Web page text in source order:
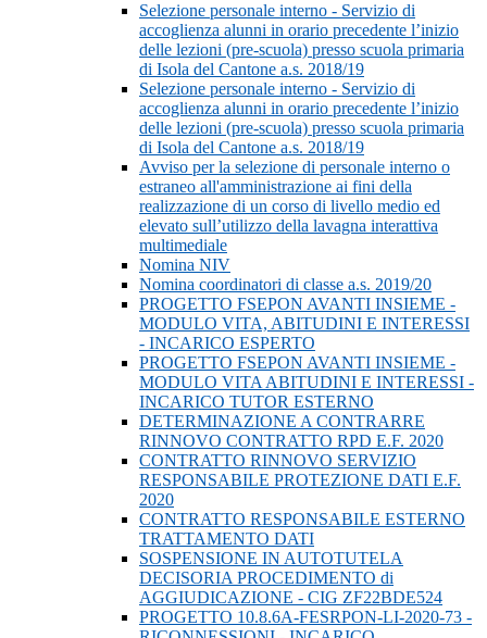
Selezione personale interno - Servizio di
accoglienza alunni in orario precedente l’inizio
delle lezioni (pre-scuola) presso scuola primaria
di Isola del Cantone a.s. 2018/19
Selezione personale interno - Servizio di
accoglienza alunni in orario precedente l’inizio
delle lezioni (pre-scuola) presso scuola primaria
di Isola del Cantone a.s. 2018/19
Avviso per la selezione di personale interno o
estraneo all'amministrazione ai fini della
realizzazione di un corso di livello medio ed
elevato sull’utilizzo della lavagna interattiva
multimediale
Nomina NIV
Nomina coordinatori di classe a.s. 2019/20
PROGETTO FSEPON AVANTI INSIEME -
MODULO VITA, ABITUDINI E INTERESSI
- INCARICO ESPERTO
PROGETTO FSEPON AVANTI INSIEME -
MODULO VITA ABITUDINI E INTERESSI -
INCARICO TUTOR ESTERNO
DETERMINAZIONE A CONTRARRE
RINNOVO CONTRATTO RPD E.F. 2020
CONTRATTO RINNOVO SERVIZIO
RESPONSABILE PROTEZIONE DATI E.F.
2020
CONTRATTO RESPONSABILE ESTERNO
TRATTAMENTO DATI
SOSPENSIONE IN AUTOTUTELA
DECISORIA PROCEDIMENTO di
AGGIUDICAZIONE - CIG ZF22BDE524
PROGETTO 10.8.6A-FESRPON-LI-2020-73 -